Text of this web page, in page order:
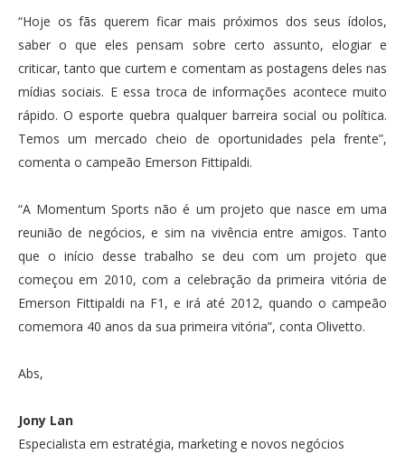
“Hoje os fãs querem ficar mais próximos dos seus ídolos,
saber o que eles pensam sobre certo assunto, elogiar e
criticar, tanto que curtem e comentam as postagens deles nas
mídias sociais. E essa troca de informações acontece muito
rápido. O esporte quebra qualquer barreira social ou política.
Temos um mercado cheio de oportunidades pela frente”,
comenta o campeão Emerson Fittipaldi.
“A Momentum Sports não é um projeto que nasce em uma
reunião de negócios, e sim na vivência entre amigos. Tanto
que o início desse trabalho se deu com um projeto que
começou em 2010, com a celebração da primeira vitória de
Emerson Fittipaldi na F1, e irá até 2012, quando o campeão
comemora 40 anos da sua primeira vitória”, conta Olivetto.
Abs,
Jony Lan
Especialista em estratégia, marketing e novos negócios